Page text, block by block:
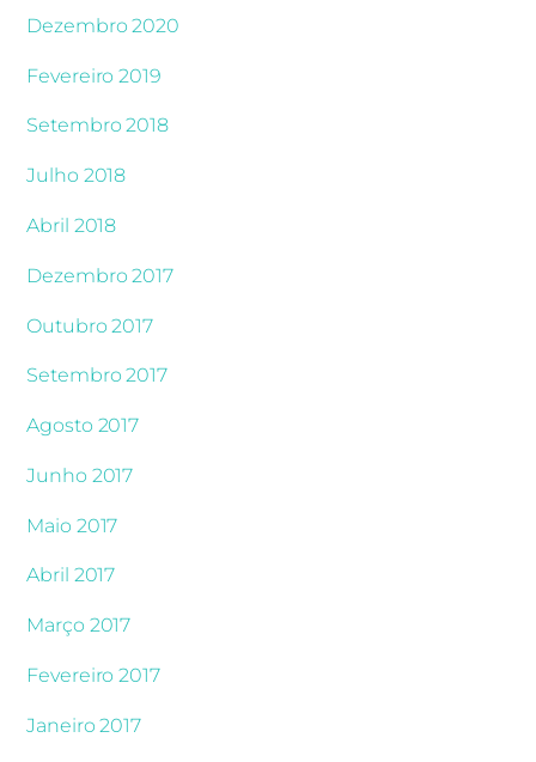
Dezembro 2020
Fevereiro 2019
Setembro 2018
Julho 2018
Abril 2018
Dezembro 2017
Outubro 2017
Setembro 2017
Agosto 2017
Junho 2017
Maio 2017
Abril 2017
Março 2017
Fevereiro 2017
Janeiro 2017